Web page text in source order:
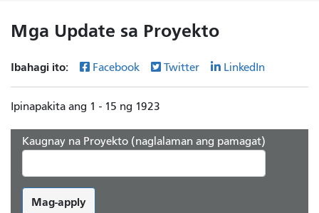
Mga Update sa Proyekto
Ibahagi ito: Facebook Twitter LinkedIn
Ipinapakita ang 1 - 15 ng 1923
Kaugnay na Proyekto (naglalaman ang pamagat)
Mag-apply